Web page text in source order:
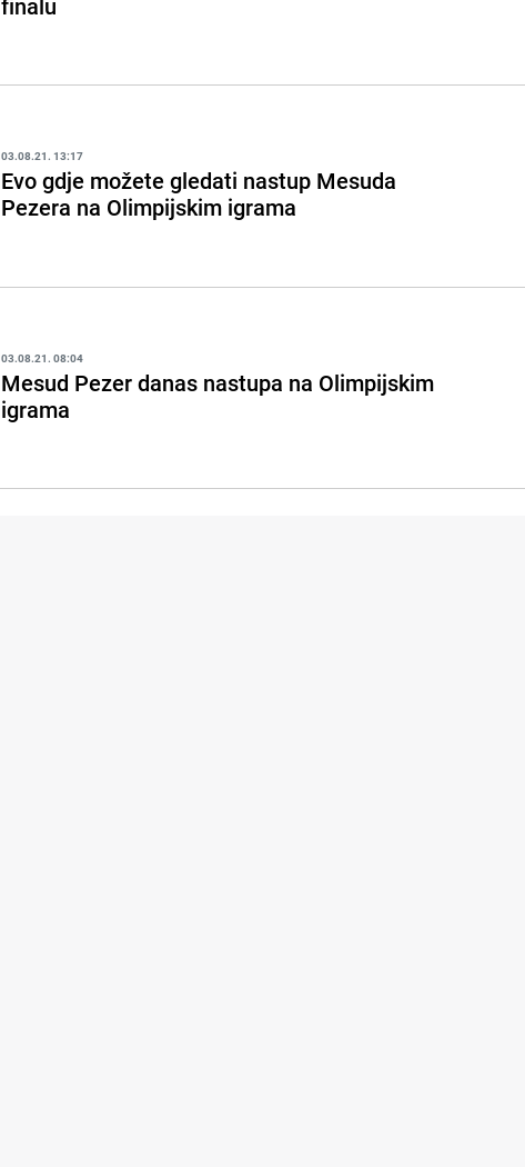
finalu
03.08.21. 13:17
Evo gdje možete gledati nastup Mesuda
Pezera na Olimpijskim igrama
03.08.21. 08:04
Mesud Pezer danas nastupa na Olimpijskim
igrama